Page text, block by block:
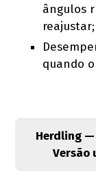
ângulos
reajustar;
quando
Herdling
Versão